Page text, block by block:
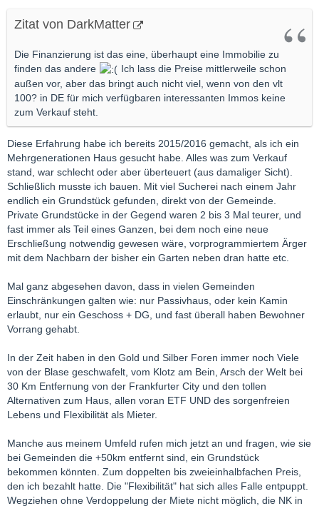
Zitat von DarkMatter
Die Finanzierung ist das eine, überhaupt eine Immobilie zu
finden das andere
Ich lass die Preise mittlerweile schon
außen vor, aber das bringt auch nicht viel, wenn von den vlt
100? in DE für mich verfügbaren interessanten Immos keine
zum Verkauf steht.
Diese Erfahrung habe ich bereits 2015/2016 gemacht, als ich ein
Mehrgenerationen Haus gesucht habe. Alles was zum Verkauf
stand, war schlecht oder aber überteuert (aus damaliger Sicht).
Schließlich musste ich bauen. Mit viel Sucherei nach einem Jahr
endlich ein Grundstück gefunden, direkt von der Gemeinde.
Private Grundstücke in der Gegend waren 2 bis 3 Mal teurer, und
fast immer als Teil eines Ganzen, bei dem noch eine neue
Erschließung notwendig gewesen wäre, vorprogrammiertem Ärger
mit dem Nachbarn der bisher ein Garten neben dran hatte etc.
Mal ganz abgesehen davon, dass in vielen Gemeinden
Einschränkungen galten wie: nur Passivhaus, oder kein Kamin
erlaubt, nur ein Geschoss + DG, und fast überall haben Bewohner
Vorrang gehabt.
In der Zeit haben in den Gold und Silber Foren immer noch Viele
von der Blase geschwafelt, vom Klotz am Bein, Arsch der Welt bei
30 Km Entfernung von der Frankfurter City und den tollen
Alternativen zum Haus, allen voran ETF UND des sorgenfreien
Lebens und Flexibilität als Mieter.
Manche aus meinem Umfeld rufen mich jetzt an und fragen, wie sie
bei Gemeinden die +50km entfernt sind, ein Grundstück
bekommen könnten. Zum doppelten bis zweieinhalbfachen Preis,
den ich bezahlt hatte. Die "Flexibilität" hat sich alles Falle entpuppt.
Wegziehen ohne Verdoppelung der Miete nicht möglich, die NK in